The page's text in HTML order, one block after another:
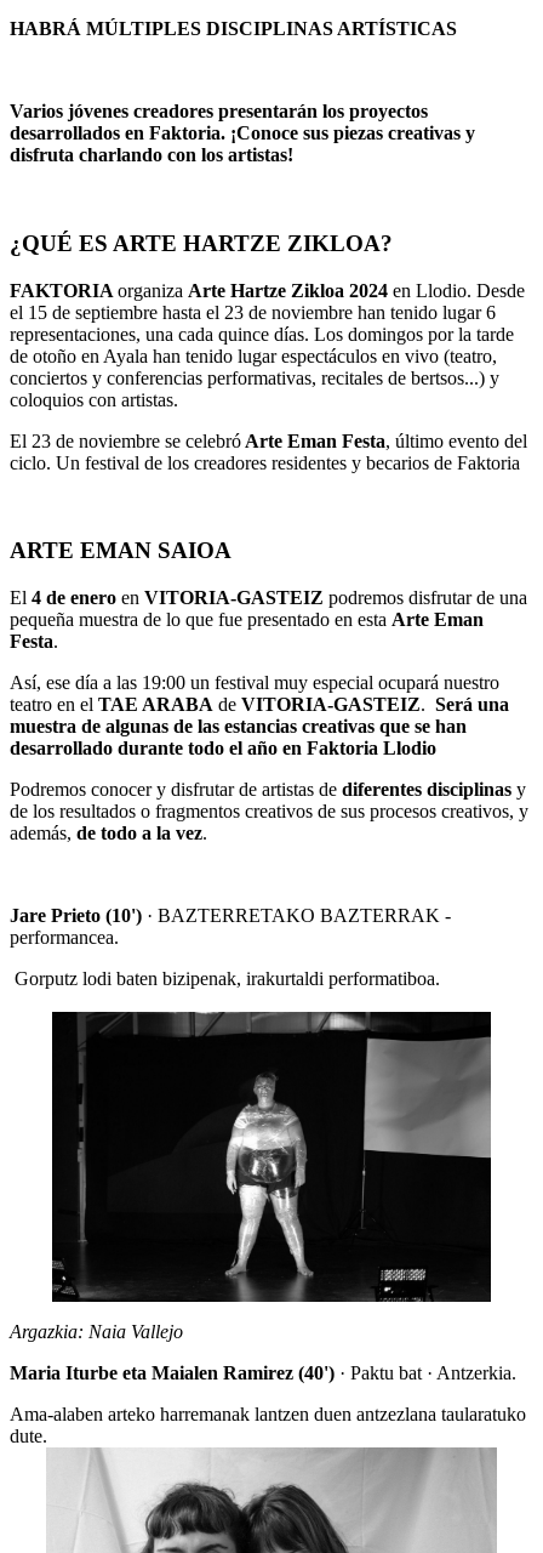
HABRÁ MÚLTIPLES DISCIPLINAS ARTÍSTICAS
Varios jóvenes creadores presentarán los proyectos
desarrollados en Faktoria. ¡Conoce sus piezas creativas y
disfruta charlando con los artistas!
¿QUÉ ES ARTE HARTZE ZIKLOA?
FAKTORIA organiza Arte Hartze Zikloa 2024 en Llodio. Desde
el 15 de septiembre hasta el 23 de noviembre han tenido lugar 6
representaciones, una cada quince días. Los domingos por la tarde
de otoño en Ayala han tenido lugar espectáculos en vivo (teatro,
conciertos y conferencias performativas, recitales de bertsos...) y
coloquios con artistas.
El 23 de noviembre se celebró Arte Eman Festa, último evento del
ciclo. Un festival de los creadores residentes y becarios de Faktoria
ARTE EMAN SAIOA
El 4 de enero en VITORIA-GASTEIZ podremos disfrutar de una
pequeña muestra de lo que fue presentado en esta Arte Eman
Festa.
Así, ese día a las 19:00 un festival muy especial ocupará nuestro
teatro en el TAE ARABA de VITORIA-GASTEIZ. Será una
muestra de algunas de las estancias creativas que se han
desarrollado durante todo el año en Faktoria Llodio
Podremos conocer y disfrutar de artistas de diferentes disciplinas y
de los resultados o fragmentos creativos de sus procesos creativos, y
además, de todo a la vez.
Jare Prieto (10') · BAZTERRETAKO BAZTERRAK -
performancea.
Gorputz lodi baten bizipenak, irakurtaldi performatiboa.
Argazkia: Naia Vallejo
Maria Iturbe eta Maialen Ramirez (40') · Paktu bat · Antzerkia.
Ama-alaben arteko harremanak lantzen duen antzezlana taularatuko
dute.